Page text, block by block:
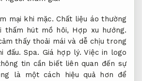
mại khi mặc. Chất liệu áo thường
thấm hút mồ hôi, Hợp xu hướng.
thấy thoải mái và dễ chịu trong
đấu.Spa. Giá hợp lý. Việc in logo
tin cần biết liên quan đến sự
là một cách hiệu quả hơn để